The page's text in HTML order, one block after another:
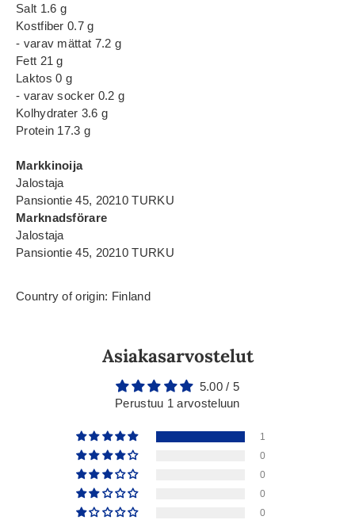
Salt 1.6 g
Kostfiber 0.7 g
- varav mättat 7.2 g
Fett 21 g
Laktos 0 g
- varav socker 0.2 g
Kolhydrater 3.6 g
Protein 17.3 g
Markkinoija
Jalostaja
Pansiontie 45, 20210 TURKU
Marknadsförare
Jalostaja
Pansiontie 45, 20210 TURKU
Country of origin: Finland
Asiakasarvostelut
5.00 / 5
Perustuu 1 arvosteluun
1
0
0
0
0